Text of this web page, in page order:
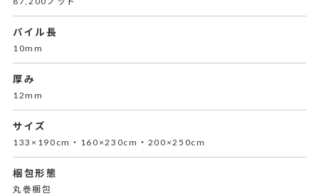
パイル長
10mm
厚み
12mm
サイズ
133×190cm・160×230cm・200×250cm
梱包形態
丸巻梱包